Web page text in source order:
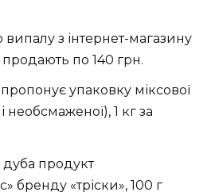
випалу з інтернет-магазину
продають по 140 грн.
упаковку міксової
необсмаженої), 1 кг за
продукт
бренду «тріски», 100 г